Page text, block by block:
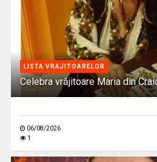
LISTA VRAJITOARELOR
Celebra vrăjitoare Maria din
06/08/2026
1